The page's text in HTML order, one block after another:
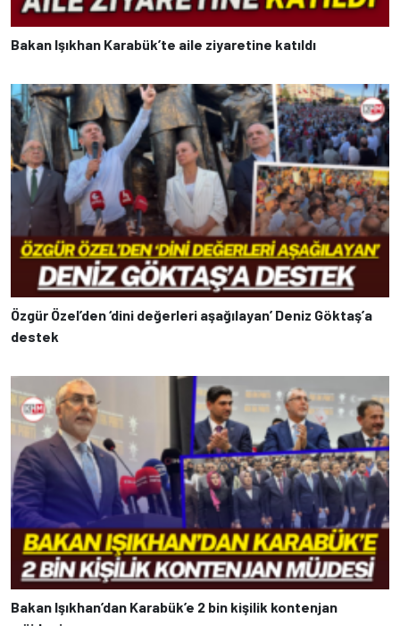
Bakan Işıkhan Karabük’te aile ziyaretine katıldı
Özgür Özel’den ‘dini değerleri aşağılayan’ Deniz Göktaş’a
destek
Bakan Işıkhan’dan Karabük’e 2 bin kişilik kontenjan